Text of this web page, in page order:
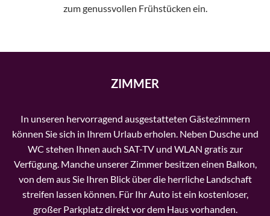
zum genussvollen Frühstücken ein.
ZIMMER
In unseren hervorragend ausgestatteten Gästezimmern
können Sie sich in Ihrem Urlaub erholen. Neben Dusche und
WC stehen Ihnen auch SAT-TV und WLAN gratis zur
Verfügung. Manche unserer Zimmer besitzen einen Balkon,
von dem aus Sie Ihren Blick über die herrliche Landschaft
streifen lassen können. Für Ihr Auto ist ein kostenloser,
großer Parkplatz direkt vor dem Haus vorhanden.